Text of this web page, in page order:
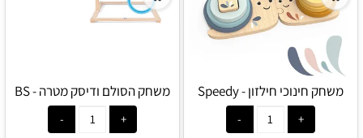
משחק חינוכי חילזון - Speedy
Monkey
משחק הסולם ודיסק מטרה - BS